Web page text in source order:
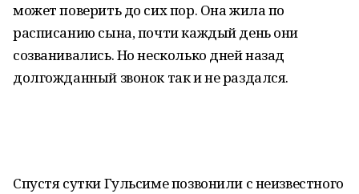
может поверить до сих пор. Она жила по
расписанию сына, почти каждый день они
созванивались. Но несколько дней назад
долгожданный звонок так и не раздался.
Спустя сутки Гульсиме позвонили с неизвестного